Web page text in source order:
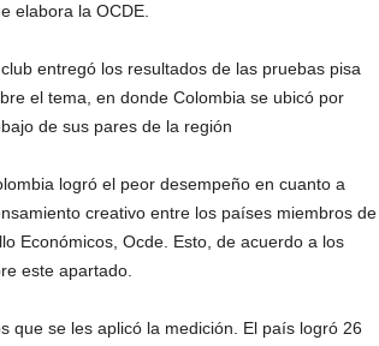
elabora la OCDE.
entregó los resultados de las pruebas pisa
el tema, en donde Colombia se ubicó por
de sus pares de la región
logró el peor desempeño en cuanto a
creativo entre los países miembros de
Económicos, Ocde. Esto, de acuerdo a los
este apartado.
que se les aplicó la medición. El país logró 26